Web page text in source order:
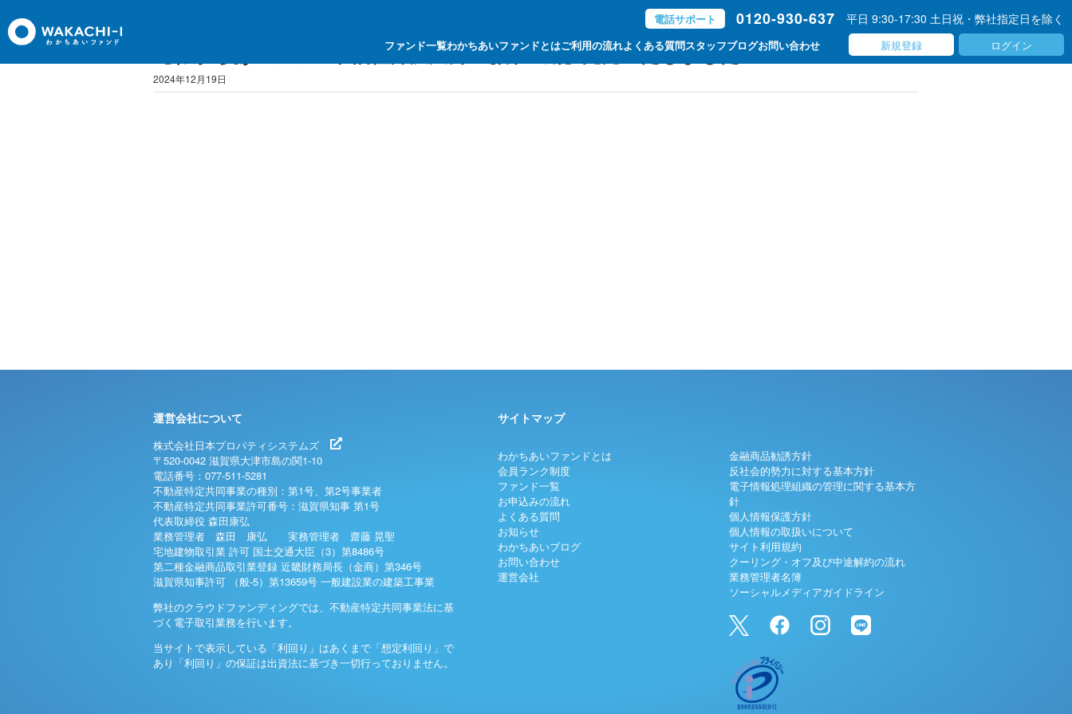
電話サポート 0120-930-637 平日 9:30-17:30 土日祝・弊社指定日を除く
ファンド一覧わかちあいファンドとはご利用の流れよくある質問スタッフブログお問い合わせ 新規登録 ログイン
【わかちあいファンド旧軽井沢大樹の森第Ⅲ期】完売いたしました！
2024年12月19日
運営会社について
株式会社日本プロパティシステムズ
〒520-0042 滋賀県大津市島の関1-10
電話番号：077-511-5281
不動産特定共同事業の種別：第1号、第2号事業者
不動産特定共同事業許可番号：滋賀県知事 第1号
代表取締役 森田康弘
業務管理者 森田 康弘 実務管理者 齋藤 晃聖
宅地建物取引業 許可 国土交通大臣（3）第8486号
第二種金融商品取引業登録 近畿財務局長（金商）第346号
滋賀県知事許可 （般-5）第13659号 一般建設業の建築工事業
弊社のクラウドファンディングでは、不動産特定共同事業法に基
づく電子取引業務を行います。
当サイトで表示している「利回り」はあくまで「想定利回り」で
あり「利回り」の保証は出資法に基づき一切行っておりません。
サイトマップ
わかちあいファンドとは
会員ランク制度
ファンド一覧
お申込みの流れ
よくある質問
お知らせ
わかちあいブログ
お問い合わせ
運営会社
金融商品勧誘方針
反社会的勢力に対する基本方針
電子情報処理組織の管理に関する基本方
針
個人情報保護方針
個人情報の取扱いについて
サイト利用規約
クーリング・オフ及び中途解約の流れ
業務管理者名簿
ソーシャルメディアガイドライン